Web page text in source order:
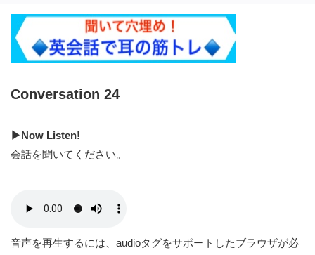
Conversation 24
▶︎Now Listen!
会話を聞いてください。
音声を再生するには、audioタグをサポートしたブラウザが必